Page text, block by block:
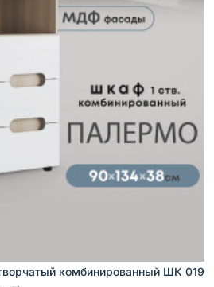
комбинированный ШК 019